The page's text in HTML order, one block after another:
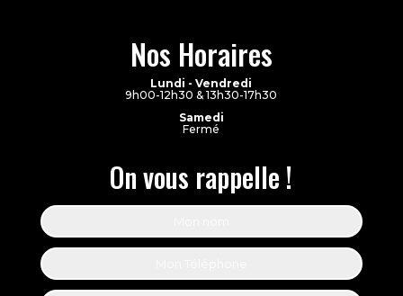
Nos Horaires
Lundi - Vendredi
9h00-12h30 & 13h30-17h30
Samedi
Fermé
On vous rappelle !